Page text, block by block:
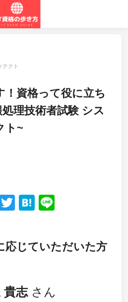
テクト
！資格って役に立ち
理技術者試験 シス
ト~
Facebook
TwitterHatena
応じていただいた方
貴志さん